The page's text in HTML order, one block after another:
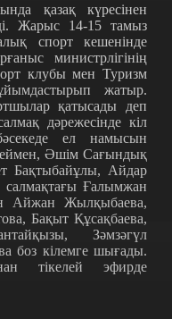
қазақ күресінен
Жарыс 14-15 тамыз
спорт кешенінде
министрлігінің
клубы мен Туризм
жатыр.
қатысады деп
дәрежесінде кіл
ел намысын
Әшім Сағындық
Бақтыбайұлы, Айдар
салмақтағы Ғалымжан
Айжан Жылқыбаева,
Бақыт Құсақбаева,
Зәмзәгүл
боз кілемге шығады.
тікелей эфирде